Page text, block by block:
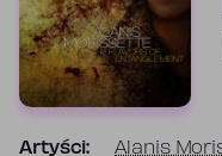
Artyści: Alanis